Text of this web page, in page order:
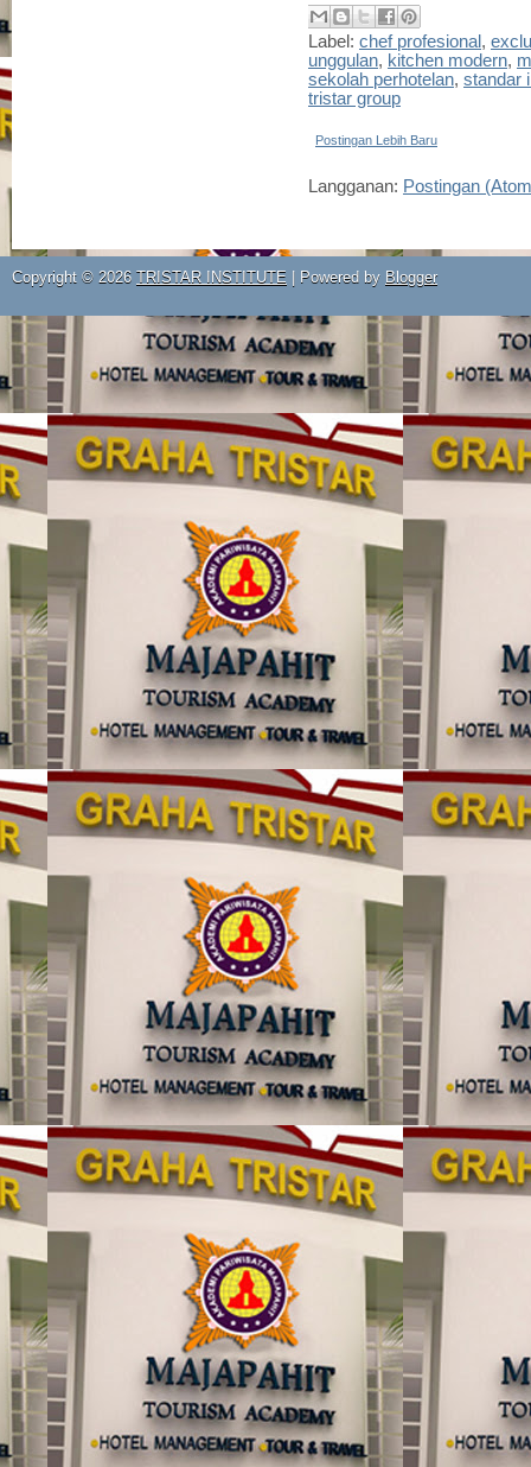
Label: chef profesional ,
unggulan, kitchen modern,
sekolah perhotelan, standar
tristar group
Postingan Lebih Baru
Langganan: Postingan
Copyright © 2026 TRISTAR INSTITUTE | Powered by Blogger